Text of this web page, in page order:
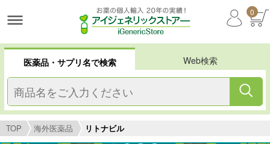
0
医薬品・サプリ名で検索 Web検索
TOP 海外医薬品 リトナビル